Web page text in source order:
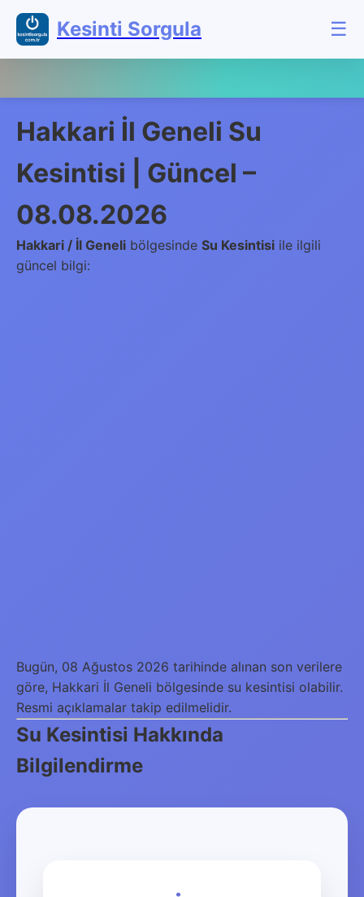
Kesinti Sorgula ☰
Hakkari İl Geneli Su
Kesintisi | Güncel –
08.08.2026
Hakkari / İl Geneli bölgesinde Su Kesintisi ile ilgili
güncel bilgi:
Bugün, 08 Ağustos 2026 tarihinde alınan son verilere
göre, Hakkari İl Geneli bölgesinde su kesintisi olabilir.
Resmi açıklamalar takip edilmelidir.
Su Kesintisi Hakkında
Bilgilendirme